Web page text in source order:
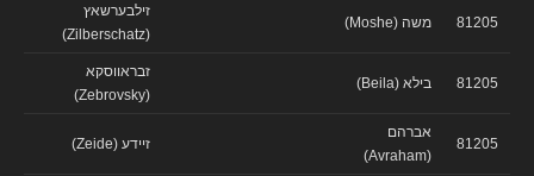
81205 משה (Moshe)
זילבערשאץ
(Zilberschatz)
81205 בילא (Beila)
זבראווסקא
(Zebrovsky)
81205
אברהם
(Avraham)
זיידע (Zeide)